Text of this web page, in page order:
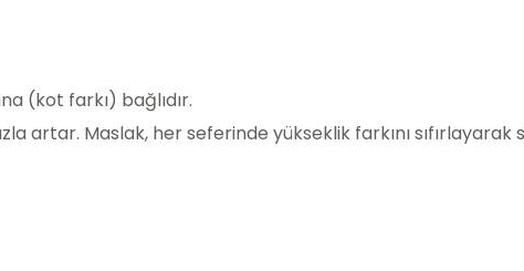
(kot farkı) bağlıdır.
artar. Maslak, her seferinde yükseklik farkını sıfırlayarak